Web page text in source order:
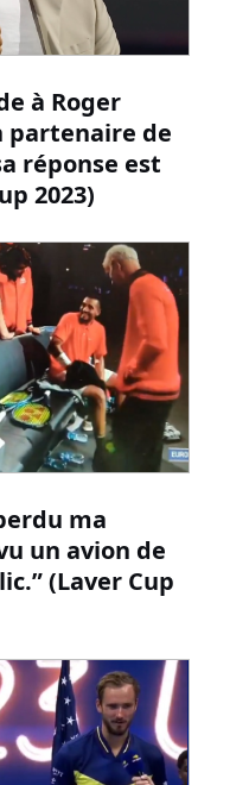
à Roger
partenaire de
réponse est
2023)
ma
un avion de
(Laver Cup